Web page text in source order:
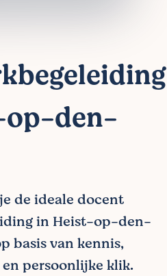
den-
de ideale docent
in Heist-op-den-
basis van kennis,
persoonlijke klik.